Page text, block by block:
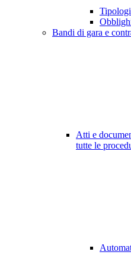
Bandi di gara e
Atti e
tutte le